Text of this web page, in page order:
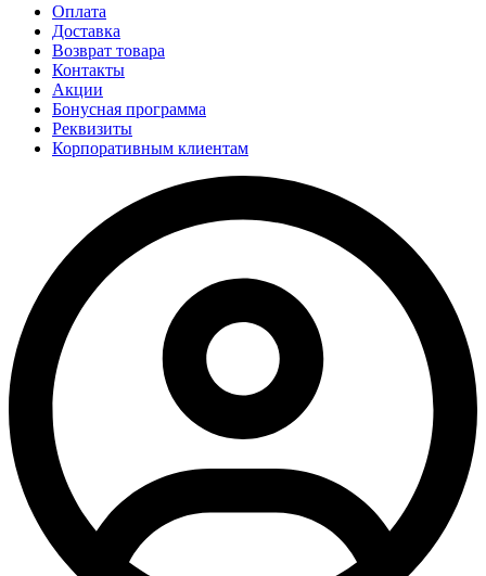
Оплата
Доставка
Возврат товара
Контакты
Акции
Бонусная программа
Реквизиты
Корпоративным клиентам